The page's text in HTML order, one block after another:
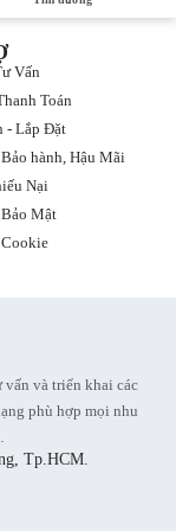
khiển nhà thông
thông minh, sản
cho mọi gia đình
Vấn
Toán
- Lắp Đặt
hành, Hậu Mãi
Nại
Mật
và triển khai các
phù hợp mọi nhu
Tp.HCM.